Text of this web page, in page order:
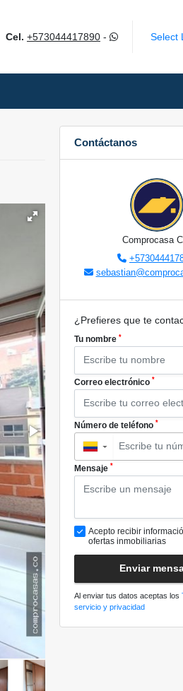
Cel. +573044417890- Select
Contáctanos
Comprocasa
¿Prefieres que te
Tu nombre *
Correo electrónico *
Número de teléfono *
▼
Mensaje *
Acepto recibir
ofertas inmobiliarias
Enviar
Al enviar tus datos aceptas los
servicio y privacidad